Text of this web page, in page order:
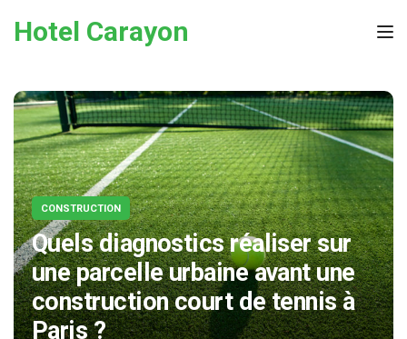
Hotel Carayon
CONSTRUCTION
Quels diagnostics réaliser sur
une parcelle urbaine avant une
construction court de tennis à
Paris ?